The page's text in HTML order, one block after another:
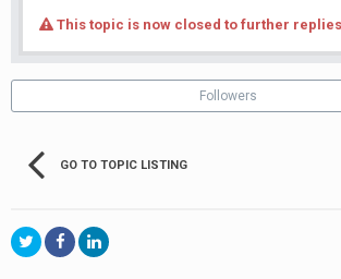
This topic is now closed to further
Followers
GO TO TOPIC LISTING